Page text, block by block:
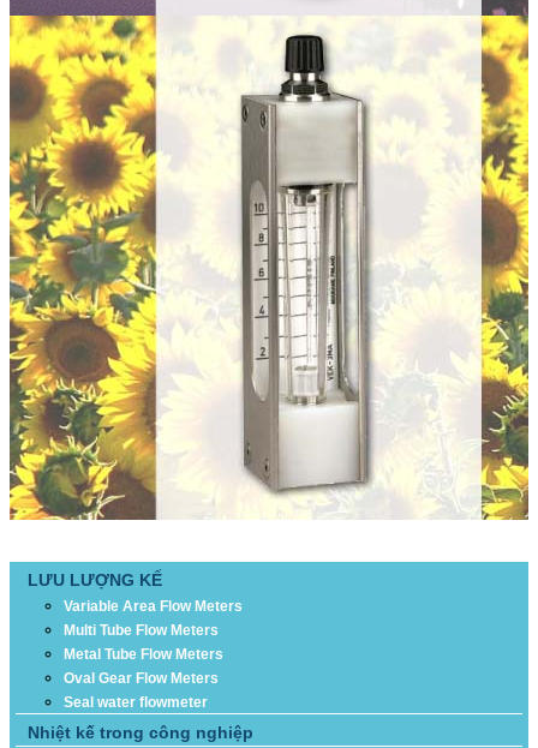
LƯU LƯỢNG KẾ
Variable Area Flow Meters
Multi Tube Flow Meters
Metal Tube Flow Meters
Oval Gear Flow Meters
Seal water flowmeter
Nhiệt kế trong công nghiệp